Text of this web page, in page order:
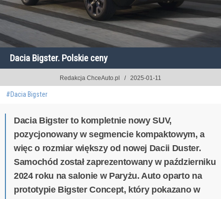
Dacia Bigster. Polskie ceny
Redakcja ChceAuto.pl 2025-01-11
#Dacia Bigster
Dacia Bigster to kompletnie nowy SUV,
pozycjonowany w segmencie kompaktowym, a
więc o rozmiar większy od nowej Dacii Duster.
Samochód został zaprezentowany w październiku
2024 roku na salonie w Paryżu. Auto oparto na
prototypie Bigster Concept, który pokazano w